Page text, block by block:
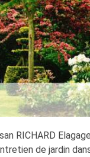
RICHARD
de jardin